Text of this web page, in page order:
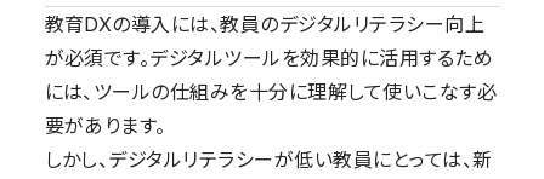
教育DXの導入には、教員のデジタルリテラシー向上
が必須です。デジタルツールを効果的に活用するため
には、ツールの仕組みを十分に理解して使いこなす必
要があります。
しかし、デジタルリテラシーが低い教員にとっては、新